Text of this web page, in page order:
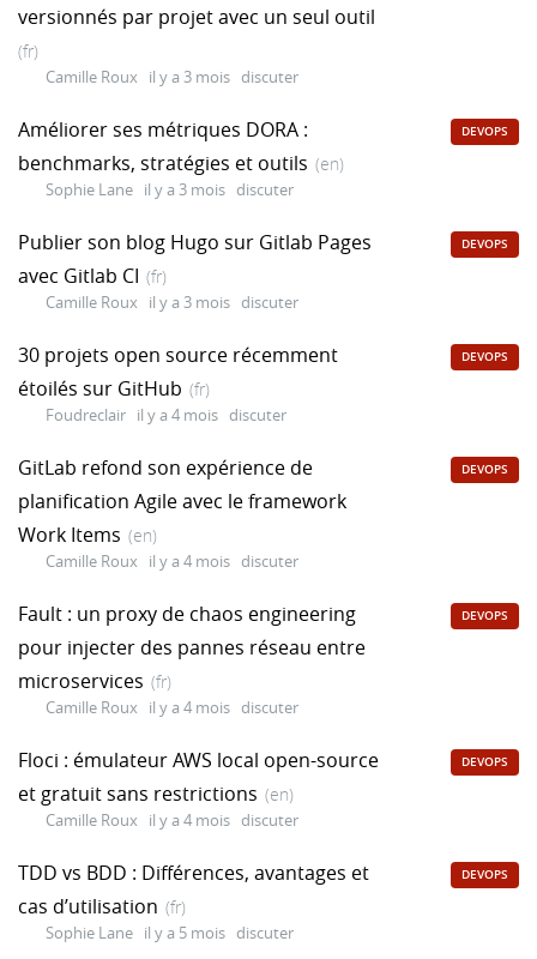
versionnés par projet avec un seul outil
(fr)
Camille Roux il y a 3 mois discuter
Améliorer ses métriques DORA :
benchmarks, stratégies et outils (en)
Sophie Lane il y a 3 mois discuter
DEVOPS
Publier son blog Hugo sur Gitlab Pages
avec Gitlab CI (fr)
Camille Roux il y a 3 mois discuter
DEVOPS
30 projets open source récemment
étoilés sur GitHub (fr)
Foudreclair il y a 4 mois discuter
DEVOPS
GitLab refond son expérience de
planification Agile avec le framework
Work Items (en)
Camille Roux il y a 4 mois discuter
DEVOPS
Fault : un proxy de chaos engineering
pour injecter des pannes réseau entre
microservices (fr)
Camille Roux il y a 4 mois discuter
DEVOPS
Floci : émulateur AWS local open-source
et gratuit sans restrictions (en)
Camille Roux il y a 4 mois discuter
DEVOPS
TDD vs BDD : Différences, avantages et
cas d’utilisation (fr)
Sophie Lane il y a 5 mois discuter
DEVOPS